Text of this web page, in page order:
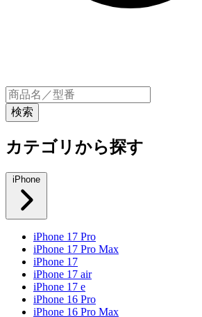
カテゴリから探す
iPhone
iPhone 17 Pro
iPhone 17 Pro Max
iPhone 17
iPhone 17 air
iPhone 17 e
iPhone 16 Pro
iPhone 16 Pro Max